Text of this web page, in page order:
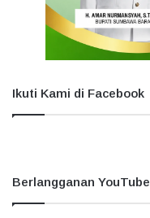
Ikuti Kami di Facebook
Berlangganan YouTube